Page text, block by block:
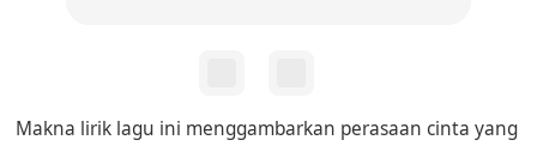
Makna lirik lagu ini menggambarkan perasaan cinta yang